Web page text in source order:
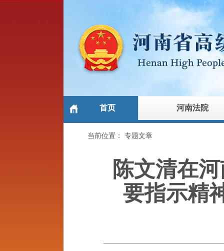
首页 河南法院
当前位置：专题文章
陈文清在
要指示精